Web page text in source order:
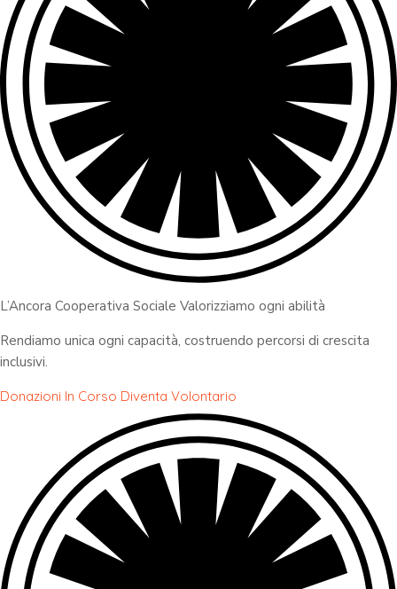
L’Ancora Cooperativa Sociale Valorizziamo ogni abilità
Rendiamo unica ogni capacità, costruendo percorsi di crescita
inclusivi.
Donazioni In Corso Diventa Volontario